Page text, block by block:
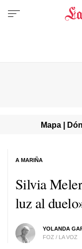
Mapa |
Silvia
luz al
YOLANDA
FOZ / LA VOZ
A MARIÑA